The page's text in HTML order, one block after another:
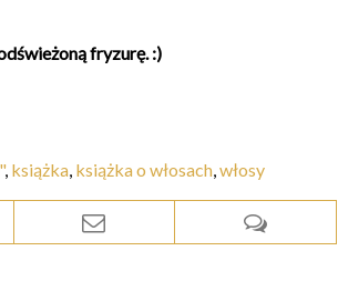
fryzurę. :)
, książka książka o włosach włosy